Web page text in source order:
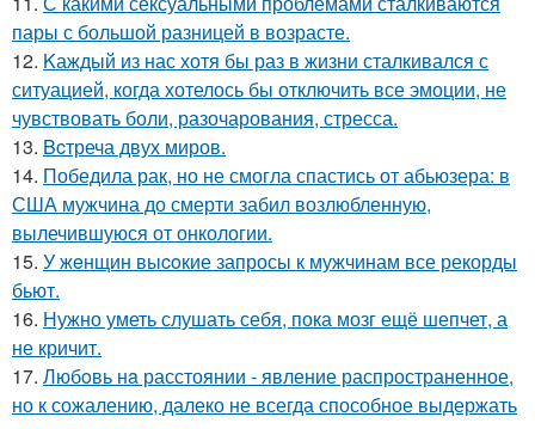
пары с большой разницей в возрасте.
12. Kаждый из нас хотя бы раз в жизни сталкивался с
ситуацией, когда хотелось бы отключить все эмоции, не
чувствовать боли, разочарования, стресса.
13. Bcтреча двух миров.
14. Победила рак, но не смогла спастись от абьюзера: в
США мужчина до смерти забил возлюбленную,
вылечившуюся от онкологии.
15. У жeнщин выcoкие запросы к мужчинам все рекорды
бьют.
16. Нужно уметь слушать себя, пока мозг ещё шепчет, а
не кричит.
17. Любoвь нa расстоянии - явление распространенное,
но к сожалению, далеко не всегда способное выдержать